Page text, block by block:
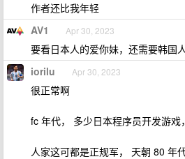
作者还比我年轻
AV1 Apr 30, 2023
要看日本人的爱你妹，还需要韩国
iorilu Apr 30, 2023
很正常啊
fc 年代， 多少日本程序员开发游戏
人家这可都是正规军， 天朝 80 年